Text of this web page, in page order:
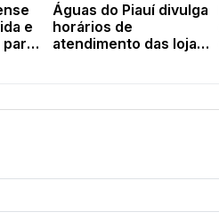
e
Águas do Piauí divulga
horários de
atendimento das lojas